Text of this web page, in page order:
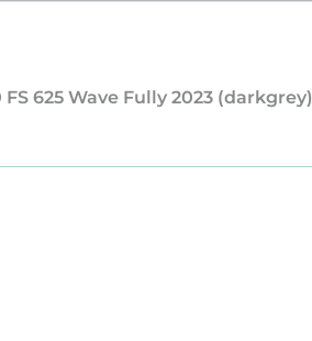
625 Wave Fully 2023 (darkgrey)